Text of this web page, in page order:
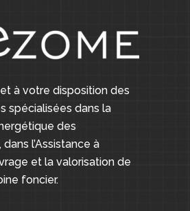
à votre disposition des
spécialisées dans la
des
l’Assistance à
et la valorisation de
foncier.